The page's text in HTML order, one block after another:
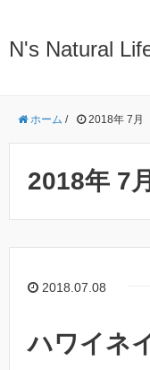
N's Natural
ホーム / 2018年 7月
2018年 7
2018.07.08
ハワイネ